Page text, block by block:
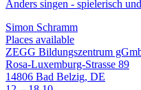
Anders singen - spielerisch
Simon Schramm
Places available
ZEGG Bildungszentrum
Rosa-Luxemburg-Strasse 89
14806 Bad Belzig, DE